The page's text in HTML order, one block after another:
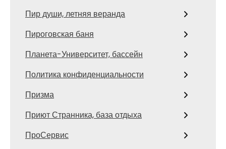
Пир души, летняя веранда
Пироговская баня
Планета-Университет, бассейн
Политика конфиденциальности
Призма
Приют Странника, база отдыха
ПроСервис